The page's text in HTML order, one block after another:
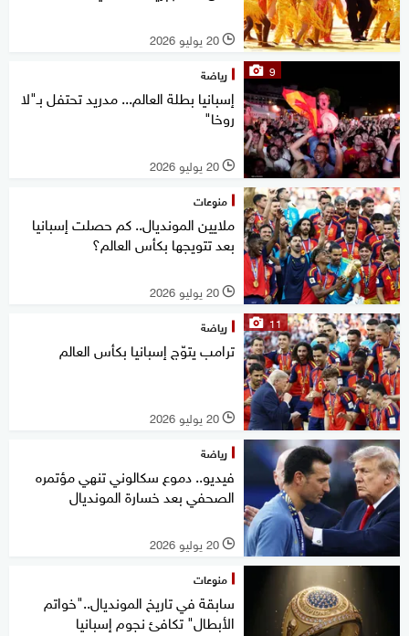
l 20 يوليو 2026
9 رياضة
إسبانيا بطلة العالم... مدريد تحتفل بـ"لا
روخا"
l 20 يوليو 2026
منوعات
ملايين المونديال.. كم حصلت إسبانيا
بعد تتويجها بكأس العالم؟
l 20 يوليو 2026
11 رياضة
ترامب يتوّج إسبانيا بكأس العالم
l 20 يوليو 2026
رياضة
فيديو.. دموع سكالوني تنهي مؤتمره
الصحفي بعد خسارة المونديال
l 20 يوليو 2026
منوعات
سابقة في تاريخ المونديال.."خواتم
الأبطال" تكافئ نجوم إسبانيا